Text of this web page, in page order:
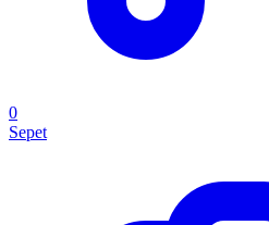
0
Sepet